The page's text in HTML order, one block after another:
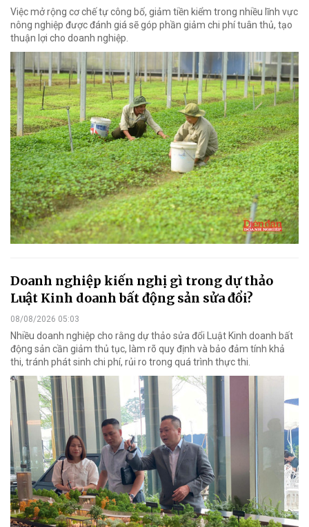
Việc mở rộng cơ chế tự công bố, giảm tiền kiểm trong nhiều lĩnh vực
nông nghiệp được đánh giá sẽ góp phần giảm chi phí tuân thủ, tạo
thuận lợi cho doanh nghiệp.
Doanh nghiệp kiến nghị gì trong dự thảo
Luật Kinh doanh bất động sản sửa đổi?
08/08/2026 05:03
Nhiều doanh nghiệp cho rằng dự thảo sửa đổi Luật Kinh doanh bất
động sản cần giảm thủ tục, làm rõ quy định và bảo đảm tính khả
thi, tránh phát sinh chi phí, rủi ro trong quá trình thực thi.